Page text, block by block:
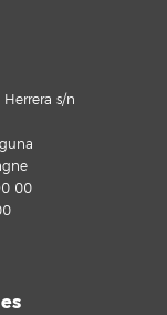
s/n
00